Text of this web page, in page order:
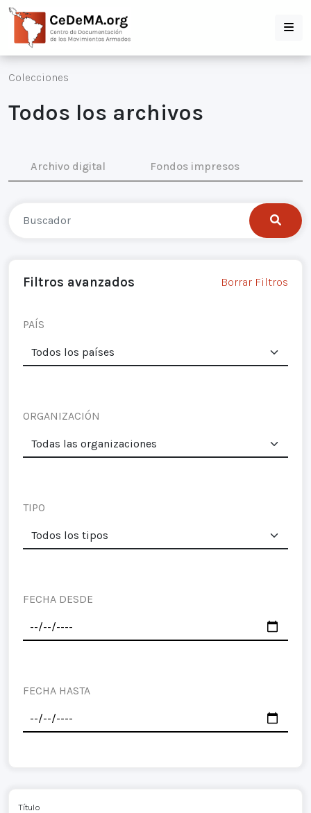
Colecciones
Todos los archivos
Archivo digital Fondos impresos
Filtros avanzados Borrar Filtros
PAÍS
ORGANIZACIÓN
TIPO
FECHA DESDE
FECHA HASTA
Título